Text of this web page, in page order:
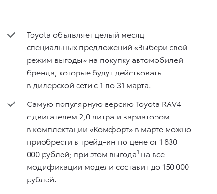
Toyota объявляет целый месяц
специальных предложений «Выбери свой
режим выгоды» на покупку автомобилей
бренда, которые будут действовать
в дилерской сети с 1 по 31 марта.
Самую популярную версию Toyota RAV4
с двигателем 2,0 литра и вариатором
в комплектации «Комфорт» в марте можно
приобрести в трейд-ин по цене от 1 830
000 рублей; при этом выгода1 на все
модификации модели составит до 150 000
рублей.